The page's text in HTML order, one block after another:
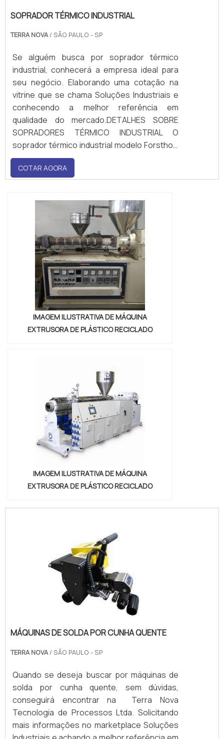
SOPRADOR TÉRMICO INDUSTRIAL
TERRA NOVA/ SÃO PAULO - SP
Se alguém busca por soprador térmico
industrial, conhecerá a empresa ideal para
seu negócio. Elaborando uma cotação na
vitrine que se chama Soluções Industriais e
conhecendo a melhor referência em
qualidade do mercado.DETALHES SOBRE
SOPRADORES TÉRMICO INDUSTRIAL O
soprador térmico industrial modelo Forsthoff
Oval-Q, dispõe de uma potência de
aquecimento de 1500 Watt 230V, e uma
eletrônica de regulação contínua para
COTAR AGORA
IMAGEM ILUSTRATIVA DE MÁQUINA
EXTRUSORA DE PLÁSTICO RECICLADO
IMAGEM ILUSTRATIVA DE MÁQUINA
EXTRUSORA DE PLÁSTICO RECICLADO
MÁQUINAS DE SOLDA POR CUNHA QUENTE
TERRA NOVA / SÃO PAULO - SP
Quando se deseja buscar por máquinas de
solda por cunha quente, sem dúvidas,
conseguirá encontrar na Terra Nova
Tecnologia de Processos Ltda. Solicitando
mais informações no marketplace Soluções